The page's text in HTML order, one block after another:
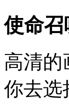
使命召
高清的
你去选